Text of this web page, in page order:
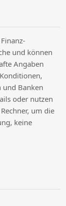
und können
Angaben
und Banken
oder nutzen
um die
keine